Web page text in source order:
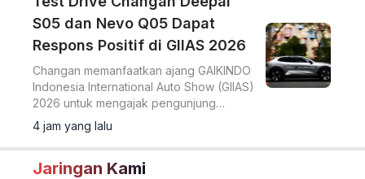
S05 dan Nevo Q05 Dapat
Respons Positif di GIIAS 2026
Changan memanfaatkan ajang GAIKINDO
Indonesia International Auto Show (GIIAS)
2026 untuk mengajak pengunjung
merasakan langsung performa dua
model terbarunya, Changan Deepal S05
dan Changan Nevo Q05.
4 jam yang lalu
Jaringan Kami